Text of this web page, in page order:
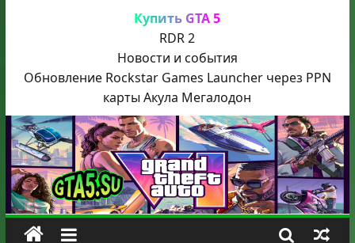
Купить GTA 5
RDR 2
Новости и события
Обновление Rockstar Games Launcher через PPN
карты Акула Мегалодон